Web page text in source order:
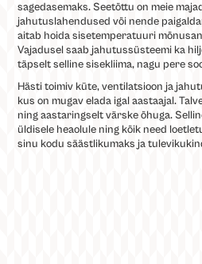
sagedasemaks. Seetõttu on meie
jahutuslahendused või nende
aitab hoida sisetemperatuuri
Vajadusel saab jahutussüsteemi ka
täpselt selline sisekliima, nagu pere
Hästi toimiv küte, ventilatsioon ja
kus on mugav elada igal aastaajal.
ning aastaringselt värske õhuga.
üldisele heaolule ning kõik need
sinu kodu säästlikumaks ja